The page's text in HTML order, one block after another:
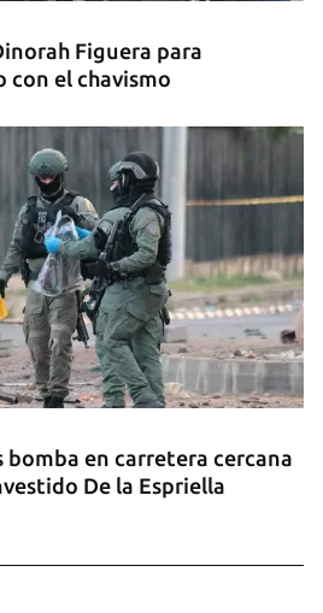
Figuera para
el chavismo
en carretera cercana
De la Espriella